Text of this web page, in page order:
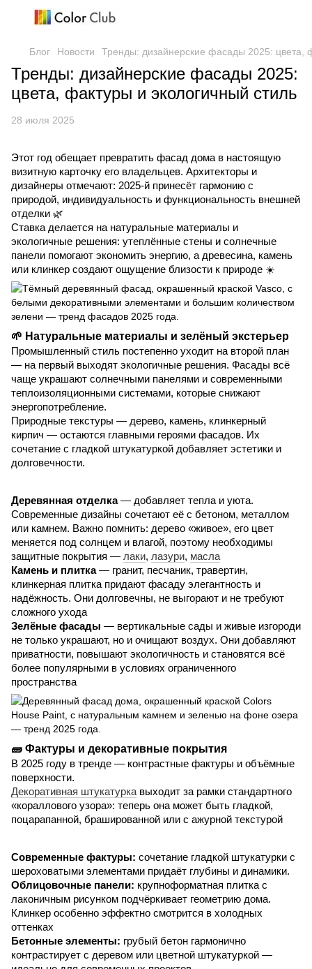
Блог Новости Тренды: дизайнерские фасады 2025: цвета,
Тренды: дизайнерские фасады 2025:
цвета, фактуры и экологичный стиль
28 июля 2025
Этот год обещает превратить фасад дома в настоящую
визитную карточку его владельцев. Архитекторы и
дизайнеры отмечают: 2025-й принесёт гармонию с
природой, индивидуальность и функциональность внешней
отделки 🌿
Ставка делается на натуральные материалы и
экологичные решения: утеплённые стены и солнечные
панели помогают экономить энергию, а древесина, камень
или клинкер создают ощущение близости к природе ☀️
🌱 Натуральные материалы и зелёный экстерьер
Промышленный стиль постепенно уходит на второй план
— на первый выходят экологичные решения. Фасады всё
чаще украшают солнечными панелями и современными
теплоизоляционными системами, которые снижают
энергопотребление.
Природные текстуры — дерево, камень, клинкерный
кирпич — остаются главными героями фасадов. Их
сочетание с гладкой штукатуркой добавляет эстетики и
долговечности.
Деревянная отделка— добавляет тепла и уюта.
Современные дизайны сочетают её с бетоном, металлом
или камнем. Важно помнить: дерево «живое», его цвет
меняется под солнцем и влагой, поэтому необходимы
защитные покрытия — лаки, лазури, масла
Камень и плитка— гранит, песчаник, травертин,
клинкерная плитка придают фасаду элегантность и
надёжность. Они долговечны, не выгорают и не требуют
сложного ухода
Зелёные фасады — вертикальные сады и живые изгороди
не только украшают, но и очищают воздух. Они добавляют
приватности, повышают экологичность и становятся всё
более популярными в условиях ограниченного
пространства
🧱 Фактуры и декоративные покрытия
В 2025 году в тренде — контрастные фактуры и объёмные
поверхности.
Декоративная штукатурка выходит за рамки стандартного
«кораллового узора»: теперь она может быть гладкой,
поцарапанной, брашированной или с ажурной текстурой
Современные фактуры: сочетание гладкой штукатурки с
шероховатыми элементами придаёт глубины и динамики.
Облицовочные панели: крупноформатная плитка с
лаконичным рисунком подчёркивает геометрию дома.
Клинкер особенно эффектно смотрится в холодных
оттенках
Бетонные элементы: грубый бетон гармонично
контрастирует с деревом или цветной штукатуркой —